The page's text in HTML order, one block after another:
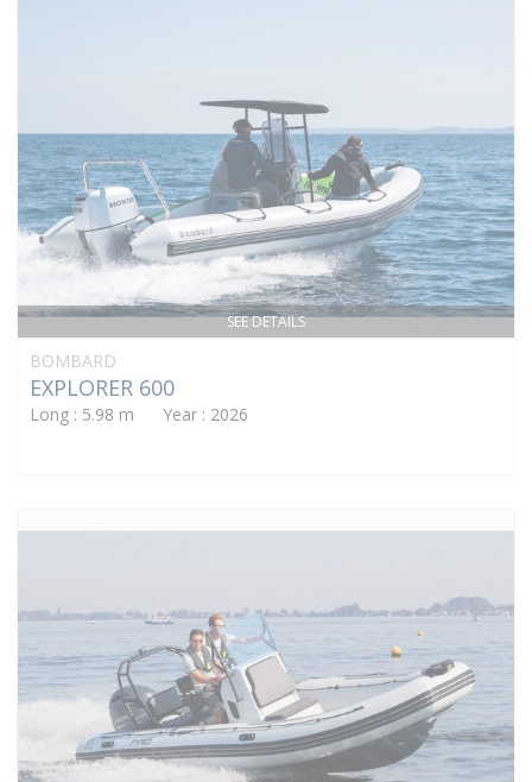
SEE DETAILS
BOMBARD
EXPLORER 600
Long : 5.98 m Year : 2026